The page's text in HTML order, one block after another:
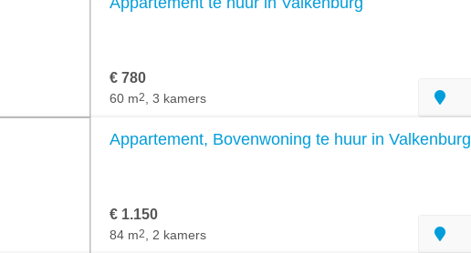
€ 780
60 m2 , 3 kamers
Appartement, Bovenwoning te huur in Valkenburg
€ 1.150
84 m2 , 2 kamers